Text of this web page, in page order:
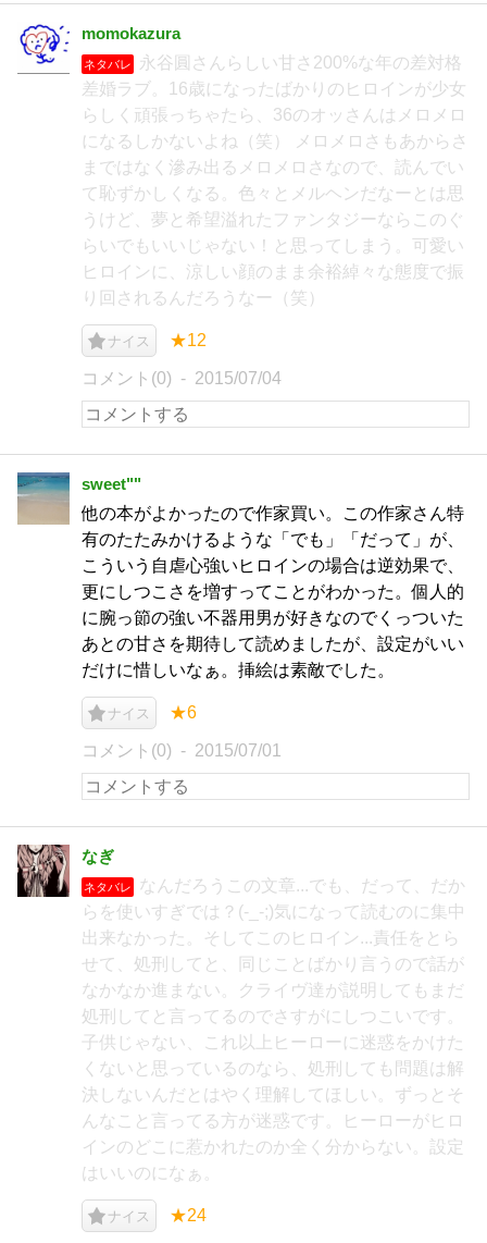
momokazura
ネタバレ
永谷圓さんらしい甘さ200%な年の差対格
差婚ラブ。16歳になったばかりのヒロインが少女
らしく頑張っちゃたら、36のオッさんはメロメロ
になるしかないよね（笑） メロメロさもあからさ
まではなく滲み出るメロメロさなので、読んでい
て恥ずかしくなる。色々とメルヘンだなーとは思
うけど、夢と希望溢れたファンタジーならこのぐ
らいでもいいじゃない！と思ってしまう。可愛い
ヒロインに、涼しい顔のまま余裕綽々な態度で振
り回されるんだろうなー（笑）
ナイス ★12
コメント(0) 2015/07/04
sweet""
他の本がよかったので作家買い。この作家さん特
有のたたみかけるような「でも」「だって」が、
こういう自虐心強いヒロインの場合は逆効果で、
更にしつこさを増すってことがわかった。個人的
に腕っ節の強い不器用男が好きなのでくっついた
あとの甘さを期待して読めましたが、設定がいい
だけに惜しいなぁ。挿絵は素敵でした。
ナイス ★6
コメント(0) 2015/07/01
なぎ
ネタバレ
なんだろうこの文章...でも、だって、だか
らを使いすぎでは？(-_-;)気になって読むのに集中
出来なかった。そしてこのヒロイン...責任をとら
せて、処刑してと、同じことばかり言うので話が
なかなか進まない。クライヴ達が説明してもまだ
処刑してと言ってるのでさすがにしつこいです。
子供じゃない、これ以上ヒーローに迷惑をかけた
くないと思っているのなら、処刑しても問題は解
決しないんだとはやく理解してほしい。ずっとそ
んなこと言ってる方が迷惑です。ヒーローがヒロ
インのどこに惹かれたのか全く分からない。設定
はいいのになぁ。
ナイス ★24